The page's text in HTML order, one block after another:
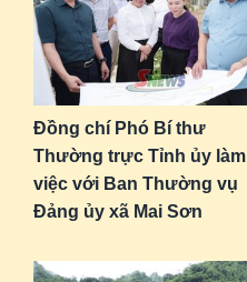
Đồng chí Phó Bí thư
Thường trực Tỉnh ủy làm
việc với Ban Thường vụ
Đảng ủy xã Mai Sơn